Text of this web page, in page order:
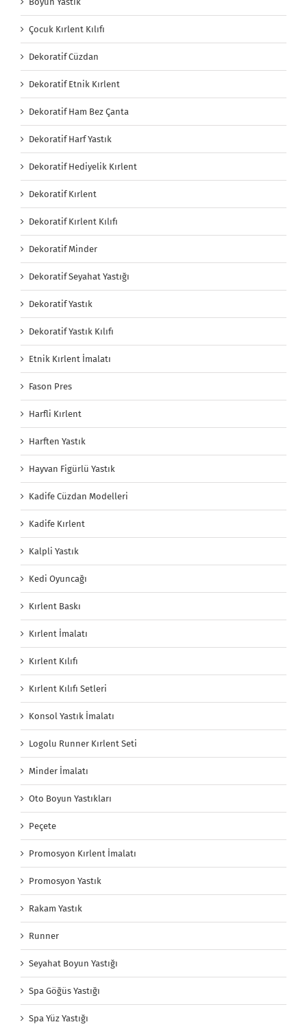
Çocuk Kırlent Kılıfı
Dekoratif Cüzdan
Dekoratif Etnik Kırlent
Dekoratif Ham Bez Çanta
Dekoratif Harf Yastık
Dekoratif Hediyelik Kırlent
Dekoratif Kırlent
Dekoratif Kırlent Kılıfı
Dekoratif Minder
Dekoratif Seyahat Yastığı
Dekoratif Yastık
Dekoratif Yastık Kılıfı
Etnik Kırlent İmalatı
Fason Pres
Harfli Kırlent
Harften Yastık
Hayvan Figürlü Yastık
Kadife Cüzdan Modelleri
Kadife Kırlent
Kalpli Yastık
Kedi Oyuncağı
Kırlent Baskı
Kırlent İmalatı
Kırlent Kılıfı
Kırlent Kılıfı Setleri
Konsol Yastık İmalatı
Logolu Runner Kırlent Seti
Minder İmalatı
Oto Boyun Yastıkları
Peçete
Promosyon Kırlent İmalatı
Promosyon Yastık
Rakam Yastık
Runner
Seyahat Boyun Yastığı
Spa Göğüs Yastığı
Spa Yüz Yastığı